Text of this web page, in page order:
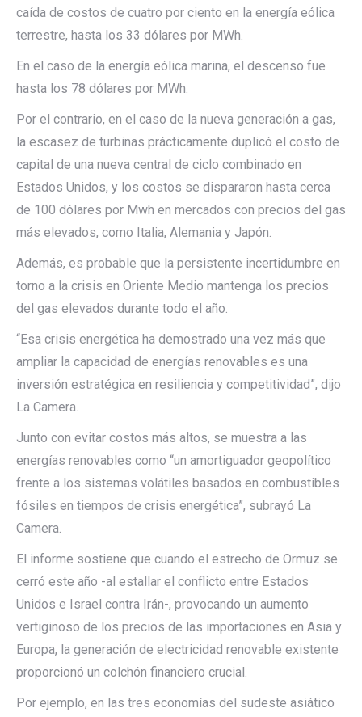
caída de costos de cuatro por ciento en la energía eólica
terrestre, hasta los 33 dólares por MWh.
En el caso de la energía eólica marina, el descenso fue
hasta los 78 dólares por MWh.
Por el contrario, en el caso de la nueva generación a gas,
la escasez de turbinas prácticamente duplicó el costo de
capital de una nueva central de ciclo combinado en
Estados Unidos, y los costos se dispararon hasta cerca
de 100 dólares por Mwh en mercados con precios del gas
más elevados, como Italia, Alemania y Japón.
Además, es probable que la persistente incertidumbre en
torno a la crisis en Oriente Medio mantenga los precios
del gas elevados durante todo el año.
“Esa crisis energética ha demostrado una vez más que
ampliar la capacidad de energías renovables es una
inversión estratégica en resiliencia y competitividad”, dijo
La Camera.
Junto con evitar costos más altos, se muestra a las
energías renovables como “un amortiguador geopolítico
frente a los sistemas volátiles basados en combustibles
fósiles en tiempos de crisis energética”, subrayó La
Camera.
El informe sostiene que cuando el estrecho de Ormuz se
cerró este año -al estallar el conflicto entre Estados
Unidos e Israel contra Irán-, provocando un aumento
vertiginoso de los precios de las importaciones en Asia y
Europa, la generación de electricidad renovable existente
proporcionó un colchón financiero crucial.
Por ejemplo, en las tres economías del sudeste asiático